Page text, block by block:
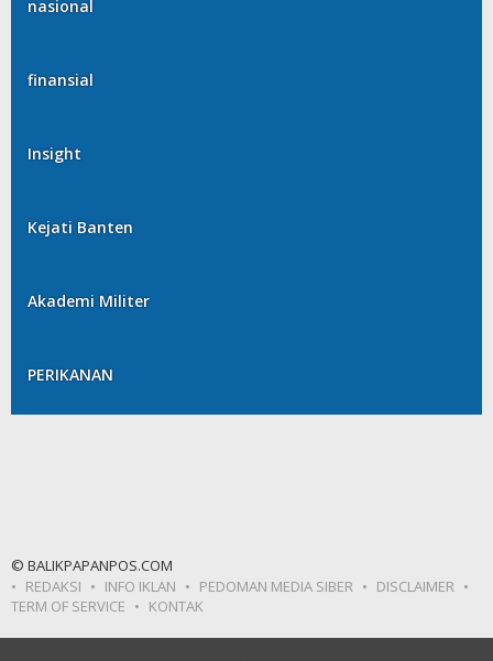
nasional
finansial
Insight
Kejati Banten
Akademi Militer
PERIKANAN
© BALIKPAPANPOS.COM
REDAKSI
INFO IKLAN PEDOMAN MEDIA SIBER
DISCLAIMER
TERM OF SERVICE
KONTAK